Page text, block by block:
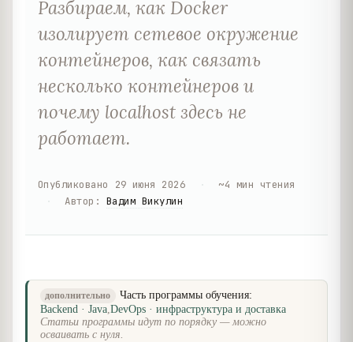
Разбираем, как Docker
изолирует сетевое окружение
контейнеров, как связать
несколько контейнеров и
почему localhost здесь не
работает.
Опубликовано 29 июня 2026 ~4 мин чтения
Автор : Вадим Викулин
дополнительно
Часть программы обучения:
Backend · Java,DevOps · инфраструктура и доставка
Статьи программы идут по порядку — можно
осваивать с нуля.